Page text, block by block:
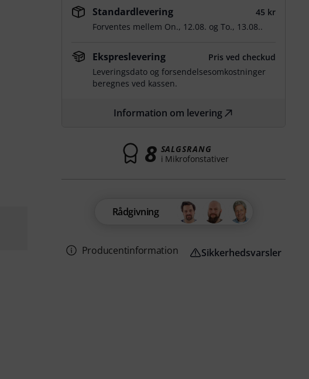
Standardlevering
45 kr
Forventes mellem On., 12.08. ogTo., 13.08..
Ekspreslevering
Pris ved checkud
Leveringsdato og forsendelsesomkostninger
beregnes ved kassen.
Information om levering
8 SALGSRANG
i Mikrofonstativer
Rådgivning
Producentinformation Sikkerhedsvarsler